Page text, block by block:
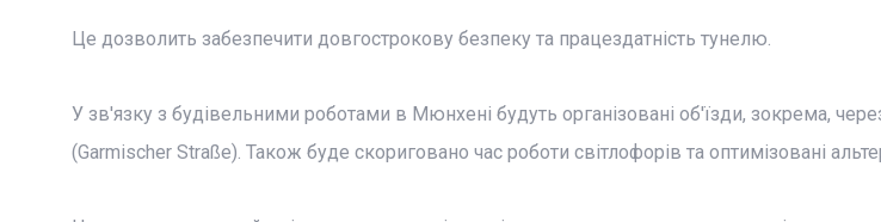
Це дозволить забезпечити довгострокову безпеку та працездатність тунелю.
У зв'язку з будівельними роботами в Мюнхені будуть організовані об'їзди, зокрема,
(Garmischer Straße). Також буде скориговано час роботи світлофорів та оптимізовані